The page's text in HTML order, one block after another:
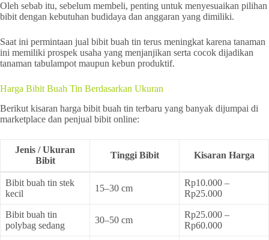
Oleh sebab itu, sebelum membeli, penting untuk menyesuaikan pilihan
bibit dengan kebutuhan budidaya dan anggaran yang dimiliki.
Saat ini permintaan jual bibit buah tin terus meningkat karena tanaman
ini memiliki prospek usaha yang menjanjikan serta cocok dijadikan
tanaman tabulampot maupun kebun produktif.
Harga Bibit Buah Tin Berdasarkan Ukuran
Berikut kisaran harga bibit buah tin terbaru yang banyak dijumpai di
marketplace dan penjual bibit online:
Jenis / Ukuran
Bibit
Tinggi Bibit Kisaran Harga
Bibit buah tin stek
kecil
15–30 cm
Rp10.000 –
Rp25.000
Bibit buah tin
polybag sedang
30–50 cm
Rp25.000 –
Rp60.000